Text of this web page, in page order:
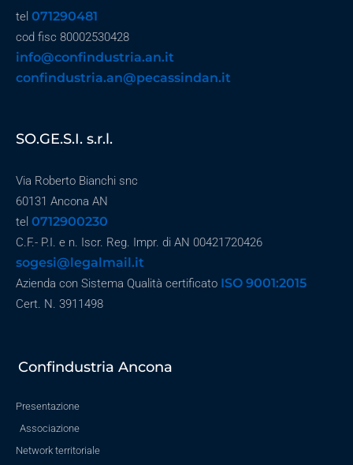
tel 071290481
cod fisc 80002530428
info@confindustria.an.it
confindustria.an@pecassindan.it
SO.GE.S.I. s.r.l.
Via Roberto Bianchi snc
60131 Ancona AN
tel 0712900230
C.F.- P.I. e n. Iscr. Reg. Impr. di AN 00421720426
sogesi@legalmail.it
Azienda con Sistema Qualità certificato ISO 9001:2015
Cert. N. 3911498
Confindustria Ancona
Presentazione
Associazione
Network territoriale